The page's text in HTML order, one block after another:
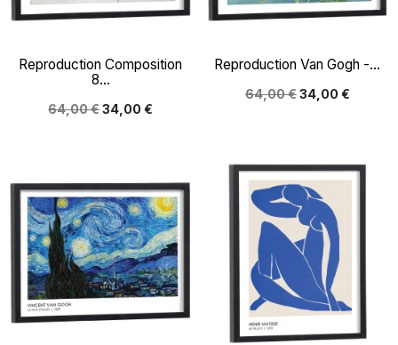
Reproduction Composition
8...
64,00 €34,00 €
Reproduction Van Gogh -...
64,00 €34,00 €